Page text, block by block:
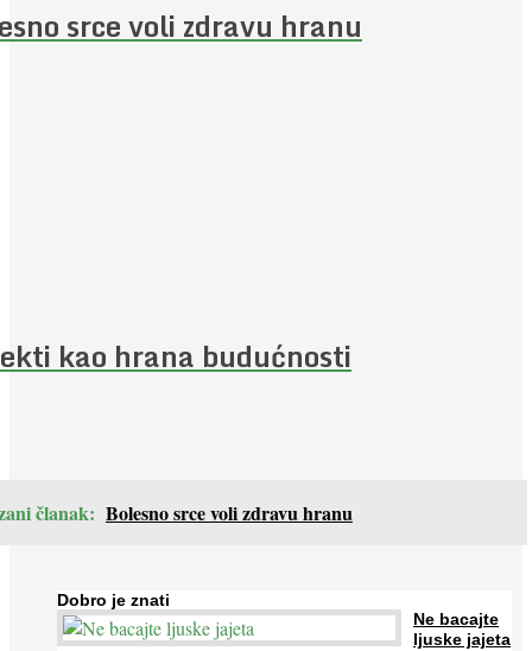
srce voli zdravu hranu
kao hrana budućnosti
članak: Bolesno srce voli zdravu hranu
Dobro je znati
Ne bacajte
ljuske jajeta